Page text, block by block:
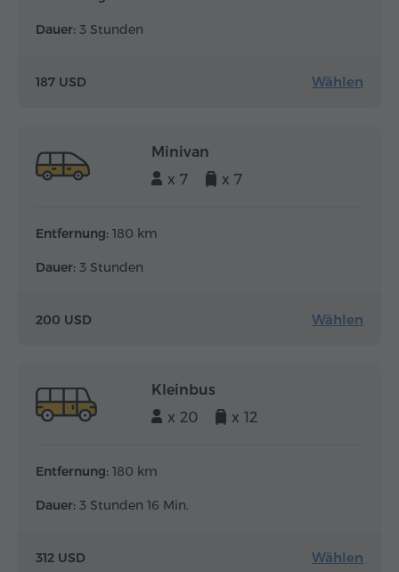
Dauer: 3 Stunden
187 USD Wählen
Minivan
x 7
x 7
Entfernung: 180 km
Dauer: 3 Stunden
200 USD Wählen
Kleinbus
x 20
x 12
Entfernung: 180 km
Dauer: 3 Stunden 16 Min.
312 USD Wählen